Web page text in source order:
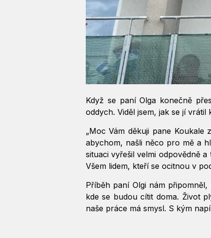
Když se paní Olga konečně
oddych. Viděl jsem, jak se jí
„Moc Vám děkuji pane
abychom, našli něco pro mě a
situaci vyřešil velmi odpovědně
Všem lidem, kteří se ocitnou v
Příběh paní Olgi nám
kde se budou cítit doma. Život
naše práce má smysl. S kým